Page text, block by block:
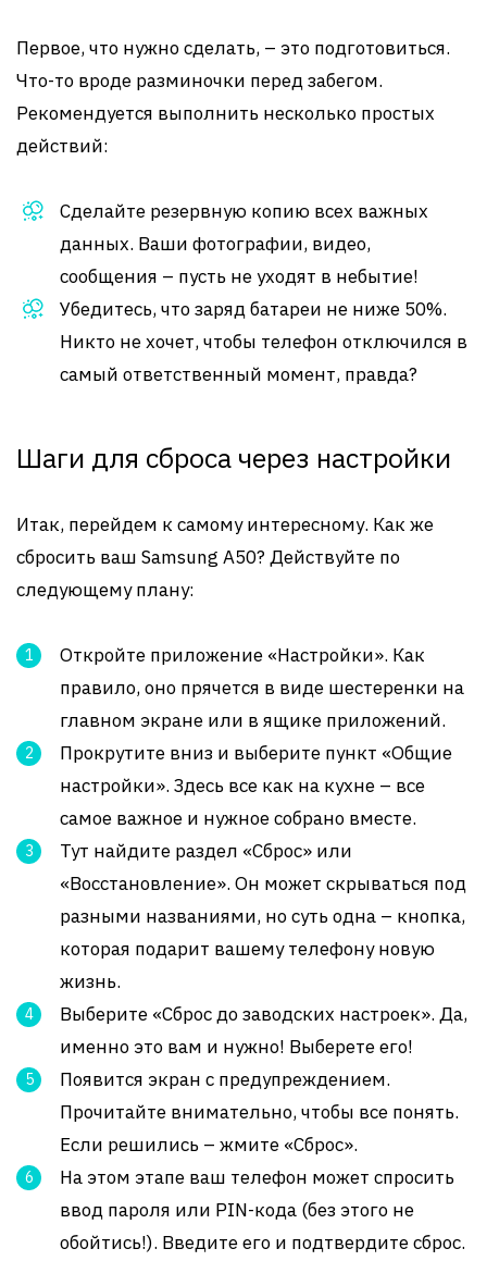
Первое, что нужно сделать, – это подготовиться.
Что-то вроде разминочки перед забегом.
Рекомендуется выполнить несколько простых
действий:
Сделайте резервную копию всех важных
данных. Ваши фотографии, видео,
сообщения – пусть не уходят в небытие!
Убедитесь, что заряд батареи не ниже 50%.
Никто не хочет, чтобы телефон отключился в
самый ответственный момент, правда?
Шаги для сброса через настройки
Итак, перейдем к самому интересному. Как же
сбросить ваш Samsung A50? Действуйте по
следующему плану:
Откройте приложение «Настройки». Как
правило, оно прячется в виде шестеренки на
главном экране или в ящике приложений.
Прокрутите вниз и выберите пункт «Общие
настройки». Здесь все как на кухне – все
самое важное и нужное собрано вместе.
Тут найдите раздел «Сброс» или
«Восстановление». Он может скрываться под
разными названиями, но суть одна – кнопка,
которая подарит вашему телефону новую
жизнь.
Выберите «Сброс до заводских настроек». Да,
именно это вам и нужно! Выберете его!
Появится экран с предупреждением.
Прочитайте внимательно, чтобы все понять.
Если решились – жмите «Сброс».
На этом этапе ваш телефон может спросить
ввод пароля или PIN-кода (без этого не
обойтись!). Введите его и подтвердите сброс.